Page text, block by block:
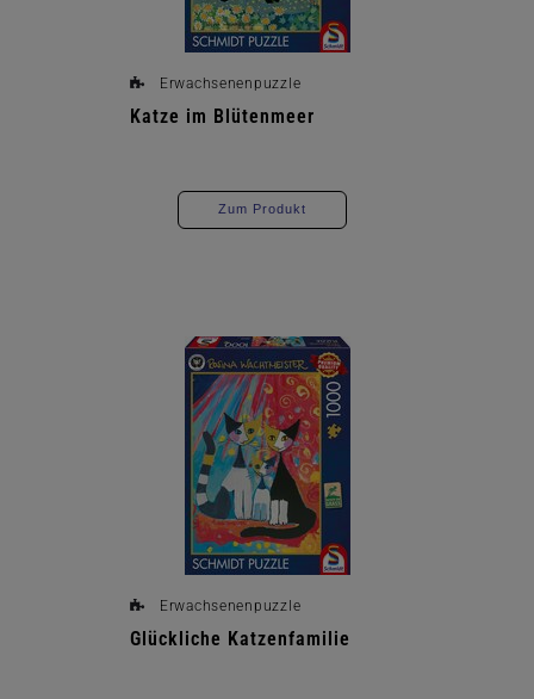
Erwachsenenpuzzle
Katze im Blütenmeer
Zum Produkt
Erwachsenenpuzzle
Glückliche Katzenfamilie